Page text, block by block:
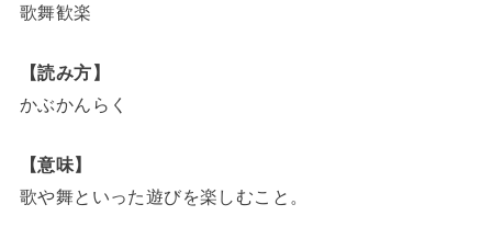
歌舞歓楽
【読み方】
かぶかんらく
【意味】
歌や舞といった遊びを楽しむこと。